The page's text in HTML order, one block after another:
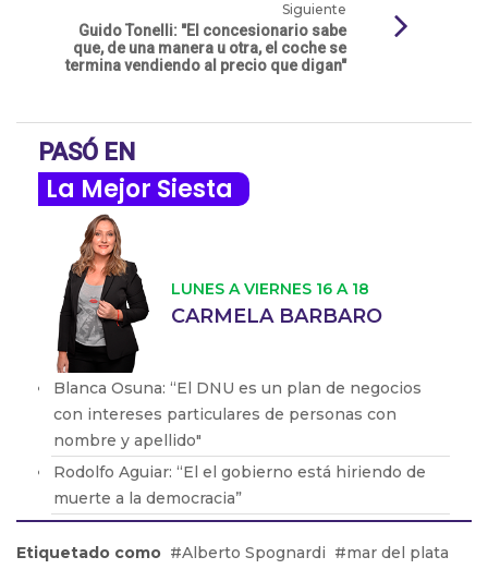
Siguiente
Guido Tonelli: "El concesionario sabe
que, de una manera u otra, el coche se
termina vendiendo al precio que digan"
PASÓ EN
La Mejor Siesta
LUNES A VIERNES 16 A 18
CARMELA BARBARO
Blanca Osuna: “El DNU es un plan de negocios
con intereses particulares de personas con
nombre y apellido"
Rodolfo Aguiar: “El el gobierno está hiriendo de
muerte a la democracia”
de este orden. Es la desmesura de una dictadura"
Etiquetado como Alberto Spognardi
mar del plata